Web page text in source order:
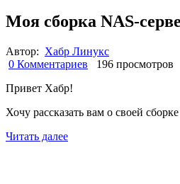
Моя сборка NAS-
Автор: Хабр Линукс
0 Комментариев
196 просмотров
Привет Хабр!
Хочу рассказать вам о своей
Читать далее